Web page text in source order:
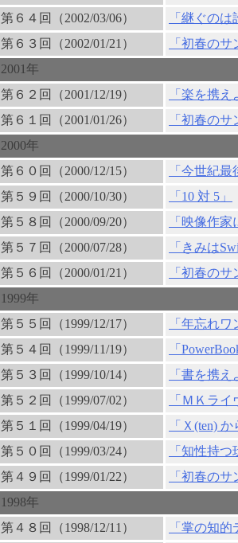
第６４回（2002/03/06）
「継ぐの
第６３回（2002/01/21）
「初春の
2001年
第６２回（2001/12/19）
「楽を携
第６１回（2001/01/26）
「初春の
2000年
第６０回（2000/12/15）
「今世紀最
第５９回（2000/10/30）
「10 対 5」
第５８回（2000/09/20）
「映像作
第５７回（2000/07/28）
「きみは
第５６回（2000/01/21）
「初春の
1999年
第５５回（1999/12/17）
「年忘れ
第５４回（1999/11/19）
「
第５３回（1999/10/14）
「書を携
第５２回（1999/07/02）
「ＭＫラ
第５１回（1999/04/19）
「Ｘ(ten)
第５０回（1999/03/24）
「知性持
第４９回（1999/01/22）
「初春の
1998年
第４８回（1998/12/11）
「掌の知